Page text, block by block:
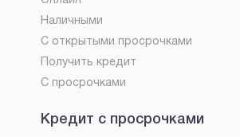
Наличными
С открытыми просрочками
Получить кредит
С просрочками
Кредит с просрочками